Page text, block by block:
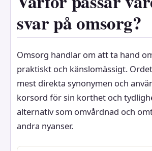
svar på omsorg?
Omsorg handlar om att ta hand
praktiskt och känslomässigt.
mest direkta synonymen och
korsord för sin korthet och
alternativ som omvårdnad och
andra nyanser.